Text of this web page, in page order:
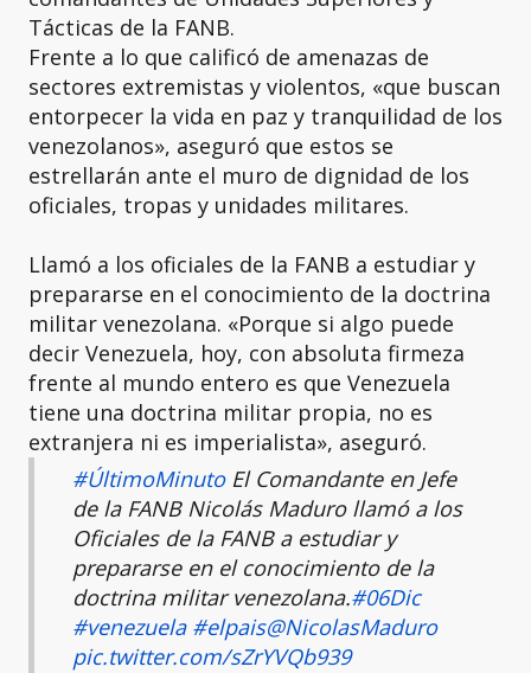
Tácticas de la FANB.
Frente a lo que calificó de amenazas de
sectores extremistas y violentos, «que buscan
entorpecer la vida en paz y tranquilidad de los
venezolanos», aseguró que estos se
estrellarán ante el muro de dignidad de los
oficiales, tropas y unidades militares.
Llamó a los oficiales de la FANB a estudiar y
prepararse en el conocimiento de la doctrina
militar venezolana. «Porque si algo puede
decir Venezuela, hoy, con absoluta firmeza
frente al mundo entero es que Venezuela
tiene una doctrina militar propia, no es
extranjera ni es imperialista», aseguró.
#ÚltimoMinutoEl Comandante en Jefe
de la FANB Nicolás Maduro llamó a los
Oficiales de la FANB a estudiar y
prepararse en el conocimiento de la
doctrina militar venezolana.#06Dic
#venezuela #elpais@NicolasMaduro
pic.twitter.com/sZrYVQb939